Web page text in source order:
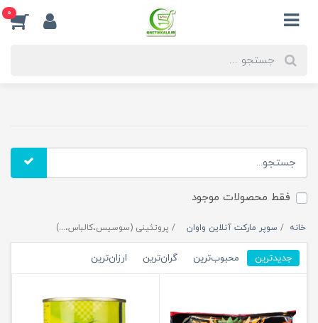
0
فقط محصولات موجود
خانه سوپر مارکت آنلاین واوان پروتئینی (سوسیس،کالباس،...)
جدیدترین محبوب‌ترین گران‌ترین ارزان‌ترین